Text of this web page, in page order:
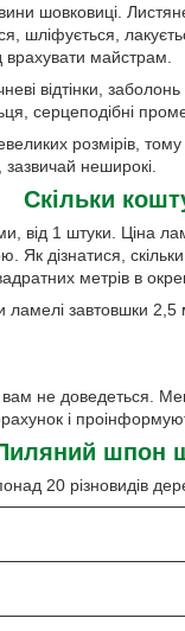
шовковиці.
шліфується,
врахувати майстрам.
відтінки,
серцеподібні
розмірів,
неширокі.
Скільки
1 штуки. Ціна
Як дізнатися,
метрів в
ламелі завтовшки
вам не доведеться.
і
шпон
20 різновидів